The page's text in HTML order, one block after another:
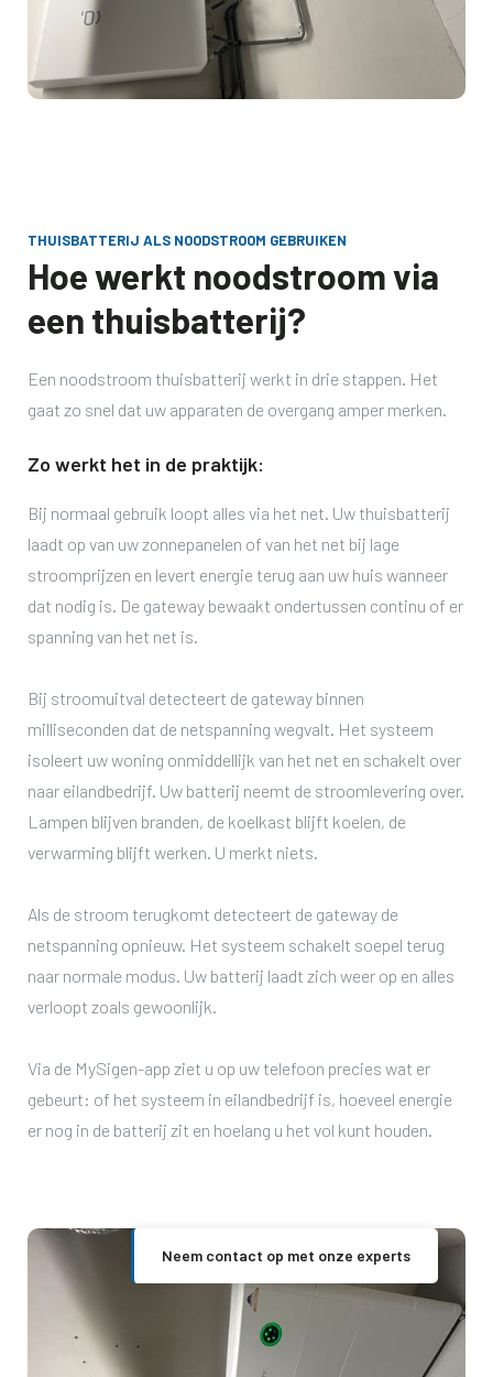
Neem contact op met onze experts
THUISBATTERIJ ALS NOODSTROOM GEBRUIKEN
Hoe werkt noodstroom via
een thuisbatterij?
Een noodstroom thuisbatterij werkt in drie stappen. Het
gaat zo snel dat uw apparaten de overgang amper merken.
Zo werkt het in de praktijk:
Bij normaal gebruik loopt alles via het net. Uw thuisbatterij
laadt op van uw zonnepanelen of van het net bij lage
stroomprijzen en levert energie terug aan uw huis wanneer
dat nodig is. De gateway bewaakt ondertussen continu of er
spanning van het net is.
Bij stroomuitval detecteert de gateway binnen
milliseconden dat de netspanning wegvalt. Het systeem
isoleert uw woning onmiddellijk van het net en schakelt over
naar eilandbedrijf. Uw batterij neemt de stroomlevering over.
Lampen blijven branden, de koelkast blijft koelen, de
verwarming blijft werken. U merkt niets.
Als de stroom terugkomt detecteert de gateway de
netspanning opnieuw. Het systeem schakelt soepel terug
naar normale modus. Uw batterij laadt zich weer op en alles
verloopt zoals gewoonlijk.
Via de MySigen-app ziet u op uw telefoon precies wat er
gebeurt: of het systeem in eilandbedrijf is, hoeveel energie
er nog in de batterij zit en hoelang u het vol kunt houden.